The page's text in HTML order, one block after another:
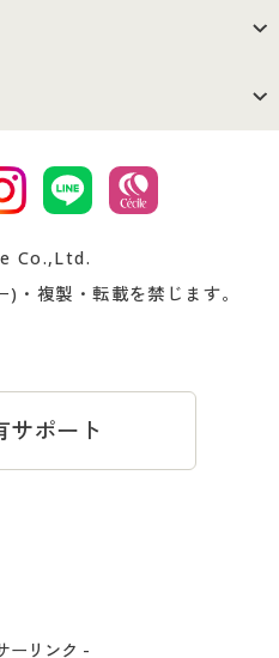
会社案内
サイトマップ
お支払は
忘れの場合
Co.,Ltd.
・複製・転載を禁じます。
サポート
ーリンク -